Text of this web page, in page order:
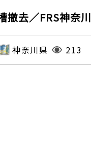
撤去／FRS神奈川
神奈川県 213